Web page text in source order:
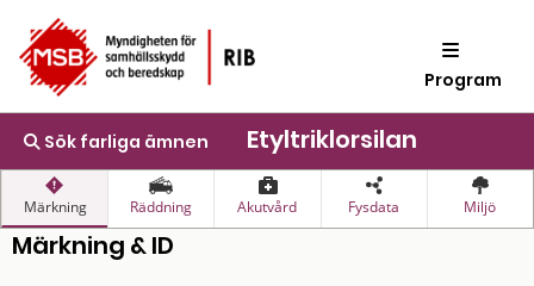
Program
Sök farliga ämnen Etyltriklorsilan
Märkning Räddning Akutvård Fysdata Miljö
Märkning & ID